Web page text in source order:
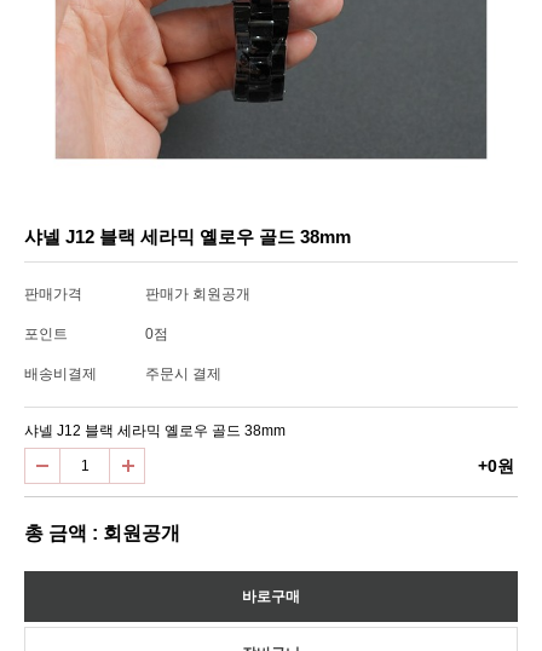
샤넬 J12 블랙 세라믹 옐로우 골드 38mm
판매가격 판매가 회원공개
포인트 0점
배송비결제 주문시 결제
샤넬 J12 블랙 세라믹 옐로우 골드 38mm
+0원
총 금액 : 회원공개